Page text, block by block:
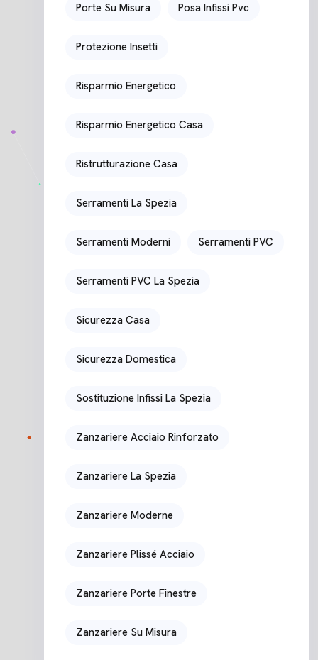
Porte Su Misura Posa Infissi Pvc
Protezione Insetti
Risparmio Energetico
Risparmio Energetico Casa
Ristrutturazione Casa
Serramenti La Spezia
Serramenti Moderni Serramenti PVC
Serramenti PVC La Spezia
Sicurezza Casa
Sicurezza Domestica
Sostituzione Infissi La Spezia
Zanzariere Acciaio Rinforzato
Zanzariere La Spezia
Zanzariere Moderne
Zanzariere Plissé Acciaio
Zanzariere Porte Finestre
Zanzariere Su Misura